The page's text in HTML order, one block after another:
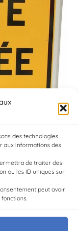
des technologies
aux informations des
de traiter des
ou les ID uniques sur
peut avoir